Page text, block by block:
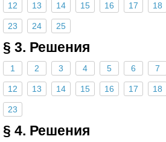
12 13 14 15 16 17 18
23 24 25
§ 3. Решения
1 2 3 4 5 6 7
12 13 14 15 16 17 18
23
§ 4. Решения